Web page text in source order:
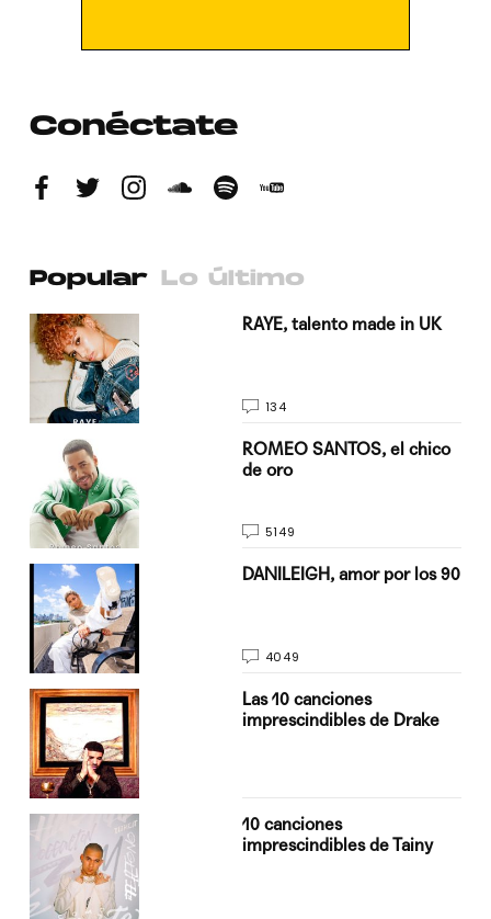
Conéctate
Popular Lo último
RAYE, talento made in UK
134
ROMEO SANTOS, el chico
de oro
5149
DANILEIGH, amor por los 90
4049
Las 10 canciones
imprescindibles de Drake
10 canciones
imprescindibles de Tainy